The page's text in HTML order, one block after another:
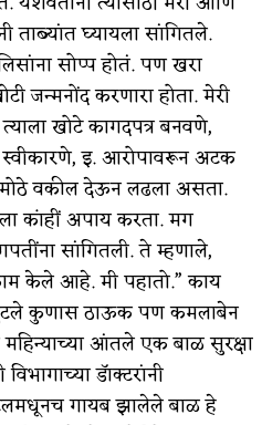
ताब्यांत घ्यायला सांगितले.
सोप्प होतं. पण खरा
जन्मनोंद करणारा होता. मेरी
खोटे कागदपत्र बनवणे,
इ. आरोपावरून अटक
वकील देऊन लढला असता.
कांहीं अपाय करता. मग
सांगितली. ते म्हणाले,
केले आहे. मी पहातो.” काय
कुणास ठाऊक पण कमलाबेन
आंतले एक बाळ सुरक्षा
डॅाक्टरांनी
गायब झालेले बाळ हे